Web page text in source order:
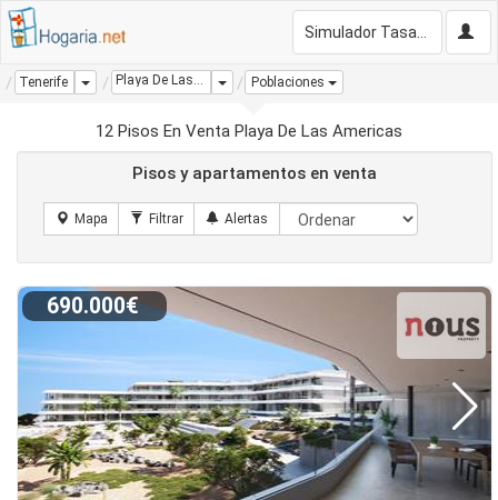
Tenerife Dropdown Playa De Las Americas Dropdown
Poblaciones
12 Pisos En Venta Playa De Las Americas
Pisos y apartamentos en venta
690.000€